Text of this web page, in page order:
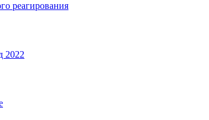
реагирования
2022